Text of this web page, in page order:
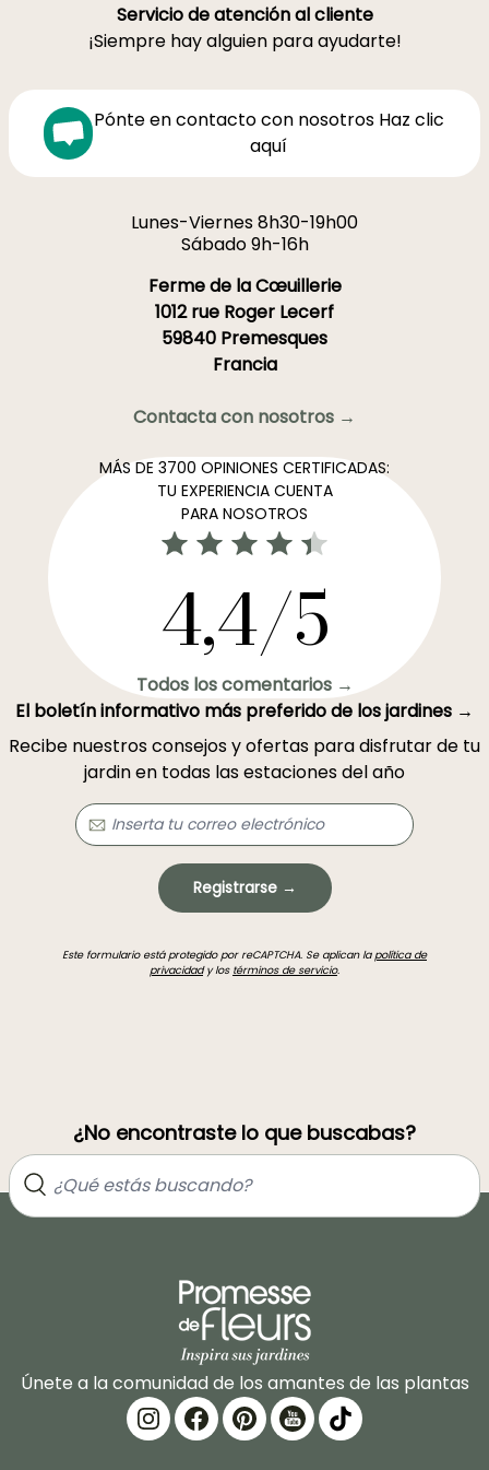
Servicio de atención al cliente
¡Siempre hay alguien para ayudarte!
Pónte en contacto con nosotros Haz clic
aquí
Lunes-Viernes 8h30-19h00
Sábado 9h-16h
Ferme de la Cœuillerie
1012 rue Roger Lecerf
59840 Premesques
Francia
Contacta con nosotros →
MÁS DE 3700 OPINIONES CERTIFICADAS:
TU EXPERIENCIA CUENTA
PARA NOSOTROS
4,4/5
Todos los comentarios →
El boletín informativo más preferido de los jardines →
Recibe nuestros consejos y ofertas para disfrutar de tu
jardin en todas las estaciones del año
Registrarse →
Este formulario está protegido por reCAPTCHA. Se aplican la política de
privacidady los términos de servicio.
¿No encontraste lo que buscabas?
Únete a la comunidad de los amantes de las plantas